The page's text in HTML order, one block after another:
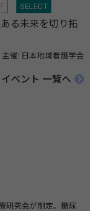
SELECT
る未来を切り拓
主催: 日本地域看護学会
ベント 一覧へ
研究会が制定。糖尿